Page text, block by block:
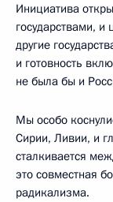
Инициатива
государствами, и
другие
и готовность
не была бы и
Мы особо
Сирии, Ливии, и
сталкивается
это совместная
радикализма.